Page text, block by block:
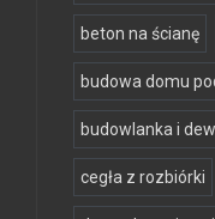
beton na ścianę
budowa domu
budowlanka i
cegła z rozbiórki